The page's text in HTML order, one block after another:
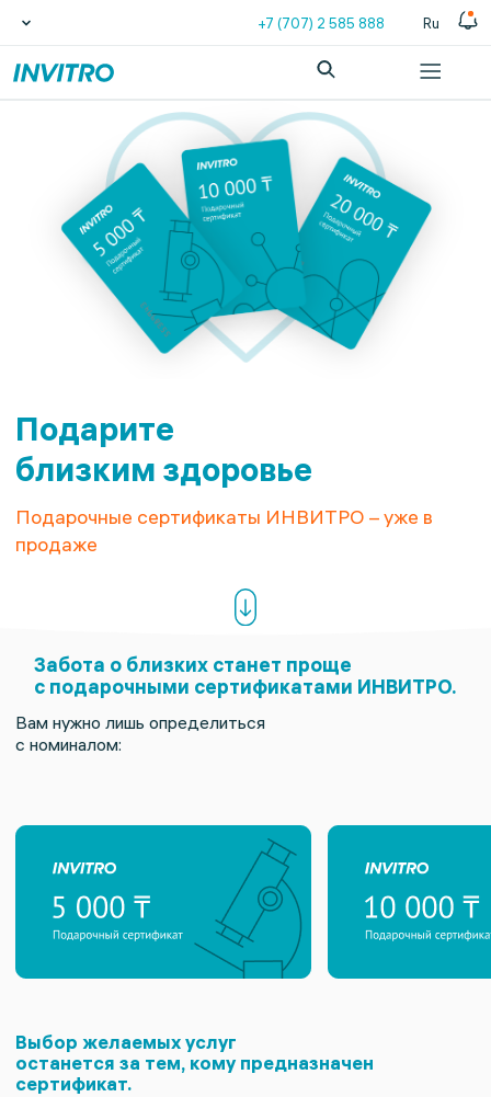
+7 (707) 2 585 888 Ru
Подарите
близким здоровье
Подарочные сертификаты ИНВИТРО – уже в
продаже
Забота о близких станет проще
с подарочными сертификатами ИНВИТРО.
Вам нужно лишь определиться
с номиналом:
Выбор желаемых услуг
останется за тем, кому предназначен
сертификат.